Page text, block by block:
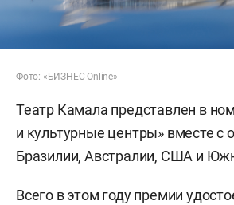
Фото: «БИЗНЕС Online»
Театр Камала представлен в
и культурные центры» вместе с
Бразилии, Австралии, США и
Всего в этом году премии